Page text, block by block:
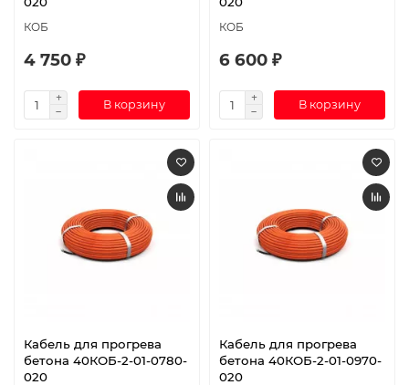
КОБ
4 750 ₽
В корзину
КОБ
6 600 ₽
В корзину
Кабель для прогрева
бетона 40КОБ-2-01-0780-
020
Кабель для прогрева
бетона 40КОБ-2-01-0970-
020